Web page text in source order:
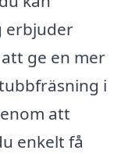
erbjuder
ge en mer
i
att
enkelt få